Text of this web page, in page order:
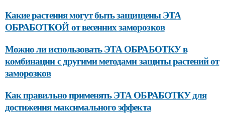
Какие растения могут быть защищены ЭТА
ОБРАБОТКОЙ от весенних заморозков
Можно ли использовать ЭТА ОБРАБОТКУ в
комбинации с другими методами защиты растений от
заморозков
Как правильно применять ЭТА ОБРАБОТКУ для
достижения максимального эффекта